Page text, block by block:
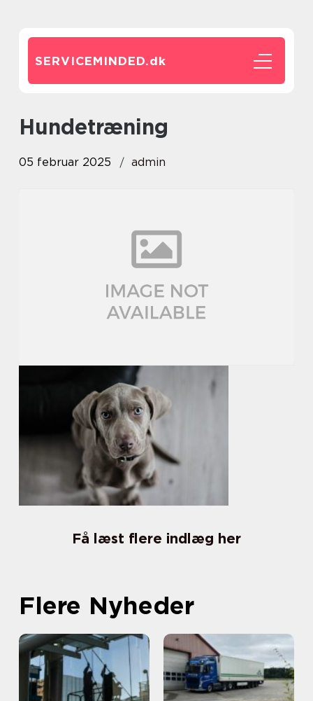
SERVICEMINDED.dk
hundetræning
05 februar 2025 admin
Få læst flere indlæg her
Flere Nyheder